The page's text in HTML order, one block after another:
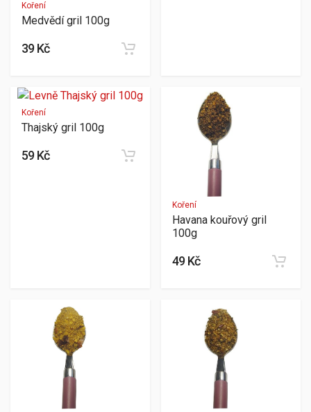
Koření
Medvědí gril 100g
39 Kč
Koření
Thajský gril 100g
59 Kč
Koření
Havana kouřový gril
100g
49 Kč